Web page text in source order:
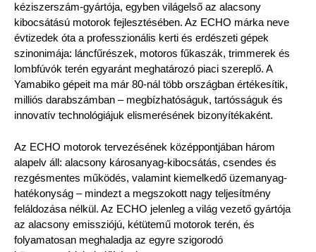
kéziszerszám-gyártója, egyben világelső az alacsony
kibocsátású motorok fejlesztésében. Az ECHO márka neve
évtizedek óta a professzionális kerti és erdészeti gépek
szinonimája: láncfűrészek, motoros fűkaszák, trimmerek és
lombfúvók terén egyaránt meghatározó piaci szereplő. A
Yamabiko gépeit ma már 80-nál több országban értékesítik,
milliós darabszámban – megbízhatóságuk, tartósságuk és
innovatív technológiájuk elismerésének bizonyítékaként.
Az ECHO motorok tervezésének középpontjában három
alapelv áll: alacsony károsanyag-kibocsátás, csendes és
rezgésmentes működés, valamint kiemelkedő üzemanyag-
hatékonyság – mindezt a megszokott nagy teljesítmény
feláldozása nélkül. Az ECHO jelenleg a világ vezető gyártója
az alacsony emissziójú, kétütemű motorok terén, és
folyamatosan meghaladja az egyre szigorodó